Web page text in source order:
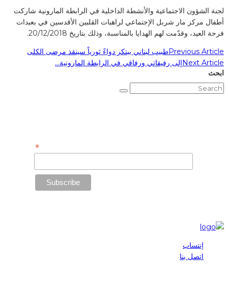
لجنة الشؤون الاجتماعية والأنشطة الداخلية في الرابطة المارونية شاركت
أطفال مركز مار شربل الإجتماعي لراهبات القلبين الأقدسين في بعبدات
فرحة العيد، وقدّمت لهم الهدايا بالمناسبة، وذلك بتاريخ 20/12/2018.
Previous Articleطبيب لبناني يبتكر دواءً ثورياً سينقذ مرضى الكلى
Next Articleإلى رفيقاتي ورفاقي في الرابطة المارونية…
ابحث
*
إنتساب
اتصل بنا